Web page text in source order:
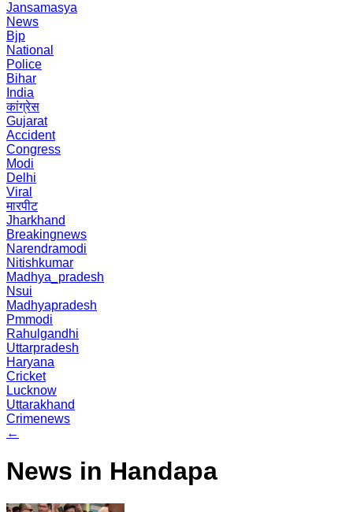
Jansamasya
News
Bjp
National
Police
Bihar
India
कांग्रेस
Gujarat
Accident
Congress
Modi
Delhi
Viral
मारपीट
Jharkhand
Breakingnews
Narendramodi
Nitishkumar
Madhya_pradesh
Nsui
Madhyapradesh
Pmmodi
Rahulgandhi
Uttarpradesh
Haryana
Cricket
Lucknow
Uttarakhand
Crimenews
←
News in Handapa